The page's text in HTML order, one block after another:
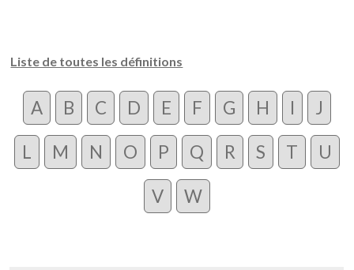
Liste de toutes les définitions
A B C D E F G H I J
L M N O P Q R S T U
V W